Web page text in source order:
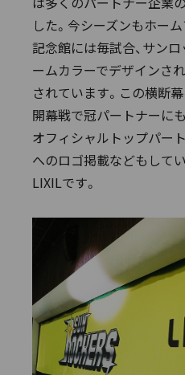
した。今シーズンもホー
記念館には毎試合、サン
ームカラーでデザインさ
されています。この横断
開幕戦で冠パートナーに
オフィシャルトップパー
へのロゴ掲載などもして
LIXILです。